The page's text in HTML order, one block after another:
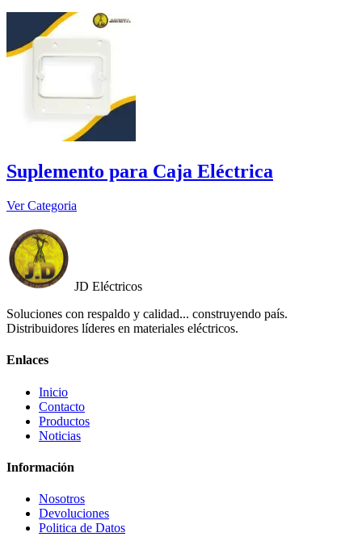
Suplemento para Caja Eléctrica
Ver Categoria
JD Eléctricos
Soluciones con respaldo y calidad... construyendo país.
Distribuidores líderes en materiales eléctricos.
Enlaces
Inicio
Contacto
Productos
Noticias
Información
Nosotros
Devoluciones
Politica de Datos